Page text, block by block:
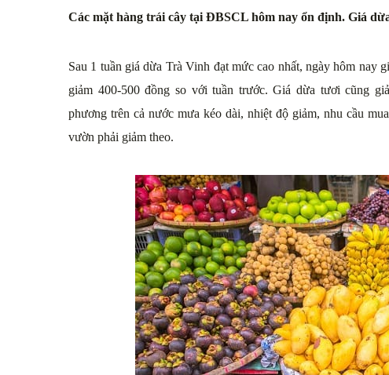
Các mặt hàng trái cây tại ĐBSCL hôm nay ổn định. Giá
Sau 1 tuần giá dừa Trà Vinh đạt mức cao nhất, ngày hôm nay
giảm 400-500 đồng so với tuần trước. Giá dừa tươi cũng
phương trên cả nước mưa kéo dài, nhiệt độ giảm, nhu cầu
vườn phải giảm theo.